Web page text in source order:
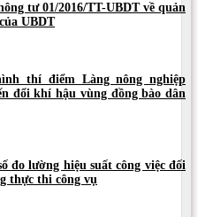
tư 01/2016/TT-UBDT về quản
UBDT
thí điểm Làng nông nghiệp
đổi khí hậu vùng đồng bào dân
đo lường hiệu suất công việc đối
thực thi công vụ